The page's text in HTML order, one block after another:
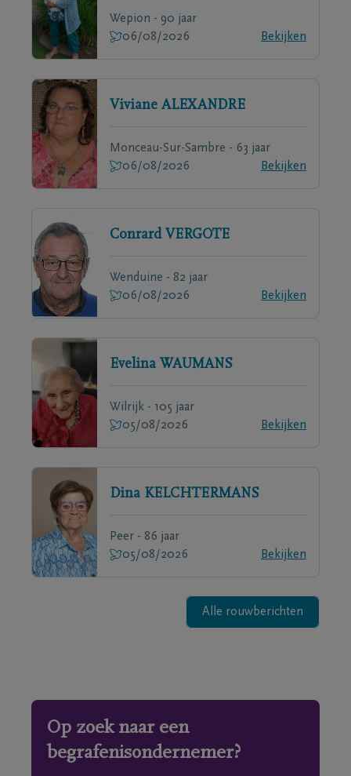
Wepion - 90 jaar
06/08/2026
Bekijken
Viviane ALEXANDRE
Monceau-Sur-Sambre - 63 jaar
06/08/2026
Bekijken
Conrard VERGOTE
Wenduine - 82 jaar
06/08/2026
Bekijken
Evelina WAUMANS
Wilrijk - 105 jaar
05/08/2026
Bekijken
Dina KELCHTERMANS
Peer - 86 jaar
05/08/2026
Bekijken
Alle rouwberichten
Op zoek naar een
begrafenisondernemer?